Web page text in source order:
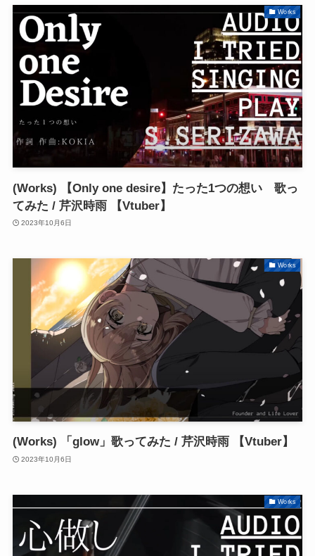
Works
(Works) 【Only one desire】たった1つの想い 歌っ
てみた / 芹沢時雨 【Vtuber】
2023年10月6日
Works
(Works) 「glow」歌ってみた / 芹沢時雨 【Vtuber】
2023年10月6日
Works